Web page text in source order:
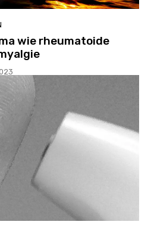
wie rheumatoide